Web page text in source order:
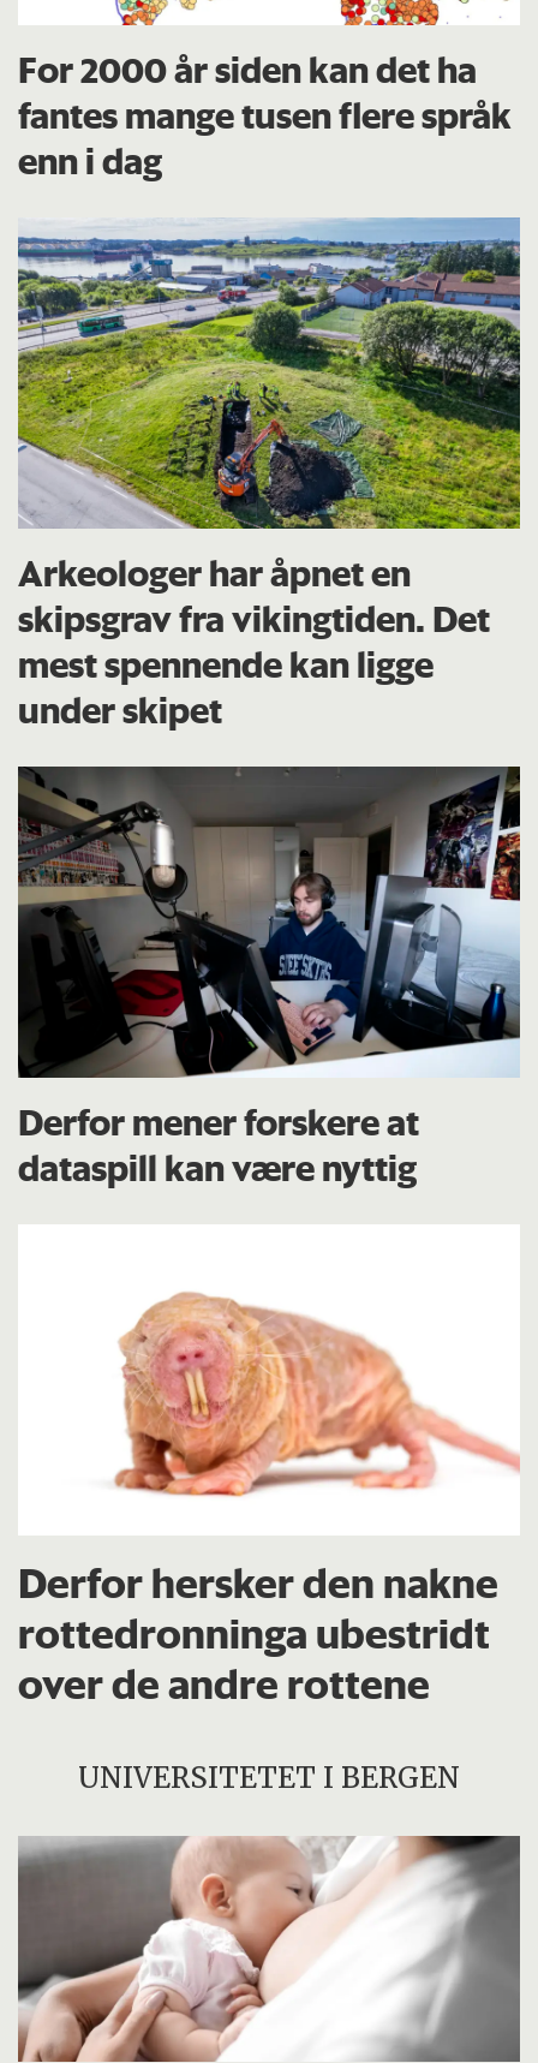
For 2000 år siden kan det ha
fantes mange tusen flere språk
enn i dag
Arkeologer har åpnet en
skipsgrav fra vikingtiden. Det
mest spennende kan ligge
under skipet
Derfor mener forskere at
dataspill kan være nyttig
Derfor hersker den nakne
rottedronninga ubestridt
over de andre rottene
UNIVERSITETET I BERGEN